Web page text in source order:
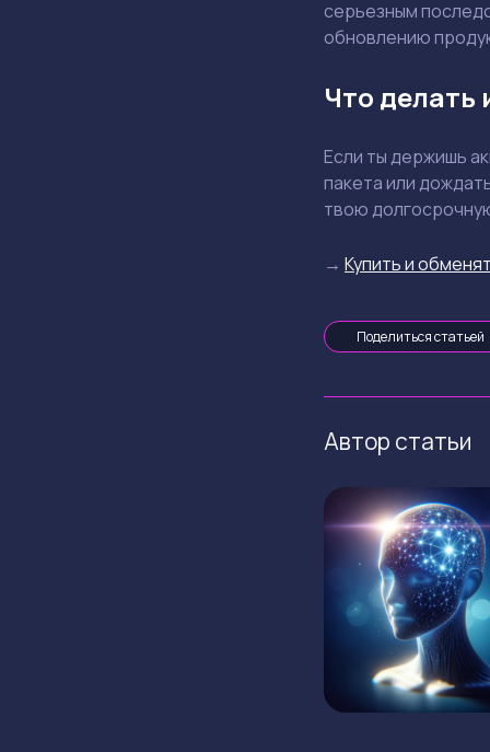
серьезным
обновлению
Что делать
Если ты держишь
пакета или
твою
→ Купить и
Поделиться статьей
Автор статьи